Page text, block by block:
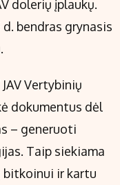
dolerių įplaukų.
bendras grynasis
Vertybinių
dokumentus dėl
– generuoti
Taip siekiama
ir kartu